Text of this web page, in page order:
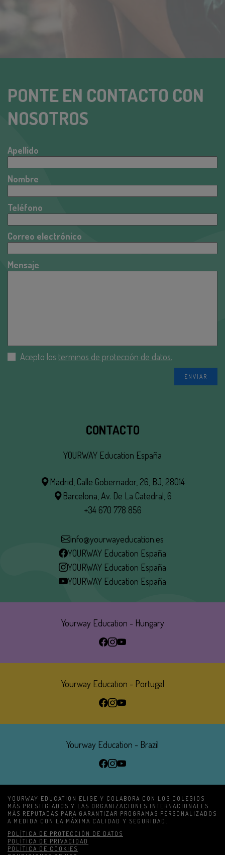
PONTE EN CONTACTO CON
NOSOTROS
Apellido
Nombre
Teléfono
Correo electrónico
Mensaje
Acepto los terminos de protección de datos.
CONTACTO
YOURWAY Education España
Madrid, Calle Gobernador, 26, BJ, 28014
Barcelona, Av. De La Catedral, 6
+34 670 778 856
info@yourwayeducation.es
YOURWAY Education España
YOURWAY Education España
YOURWAY Education España
Yourway Education - Hungary
Yourway Education - Portugal
Yourway Education - Brazil
YOURWAY EDUCATION ELIGE Y COLABORA CON LOS COLEGIOS
MÁS PRESTIGIADOS Y LAS ORGANIZACIONES INTERNACIONALES
MÁS REPUTADAS PARA GARANTIZAR PROGRAMAS PERSONALIZADOS
A MEDIDA CON LA MÁXIMA CALIDAD Y SEGURIDAD.
LÁBLÉC
POLÍTICA DE PROTECCIÓN DE DATOS
POLÍTICA DE PRIVACIDAD
POLÍTICA DE COOKIES